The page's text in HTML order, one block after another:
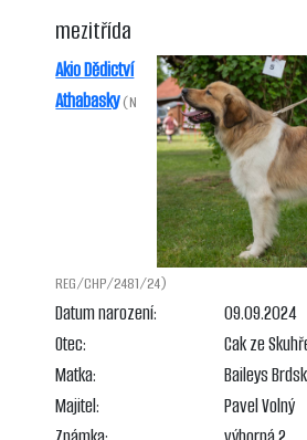
mezitřída
Akio Dědictví
Athabasky(N
REG/CHP/2481/24)
Datum narození:
09.09.2024
Otec:
Cak ze
Matka:
Baileys
Majitel:
Pavel Volný